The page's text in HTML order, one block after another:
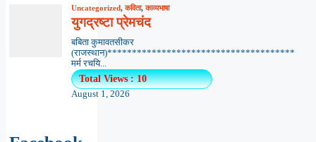
Uncategorized,कविता,काव्यभाषा
युगद्रष्टा प्रेमचंद
बबिता कुमावतसीकर
(राजस्थान)**************************************
मर्म रचयि...
Total Views : 10
August 1, 2026